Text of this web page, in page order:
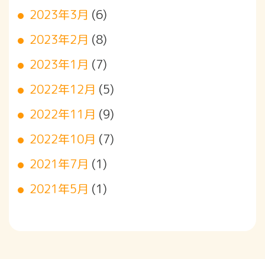
2023年3月 (6)
2023年2月 (8)
2023年1月 (7)
2022年12月 (5)
2022年11月 (9)
2022年10月 (7)
2021年7月 (1)
2021年5月 (1)